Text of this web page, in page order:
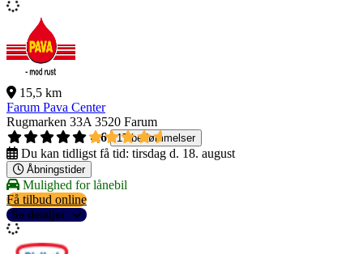
15,5 km
Farum Pava Center
Rugmarken 33A 3520 Farum
4,6
17 bedømmelser
Du kan tidligst få tid: tirsdag d. 18. august
Åbningstider
Mulighed for lånebil
Få tilbud online
Se detaljer